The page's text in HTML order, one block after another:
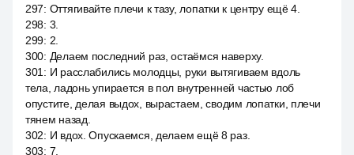
297: Оттягивайте плечи к тазу, лопатки к центру ещё 4.
298: 3.
299: 2.
300: Делаем последний раз, остаёмся наверху.
301 : И расслабились молодцы, руки вытягиваем вдоль
тела, ладонь упирается в пол внутренней частью лоб
опустите, делая выдох, вырастаем, сводим лопатки, плечи
тянем назад.
302: И вдох. Опускаемся, делаем ещё 8 раз.
303: 7.